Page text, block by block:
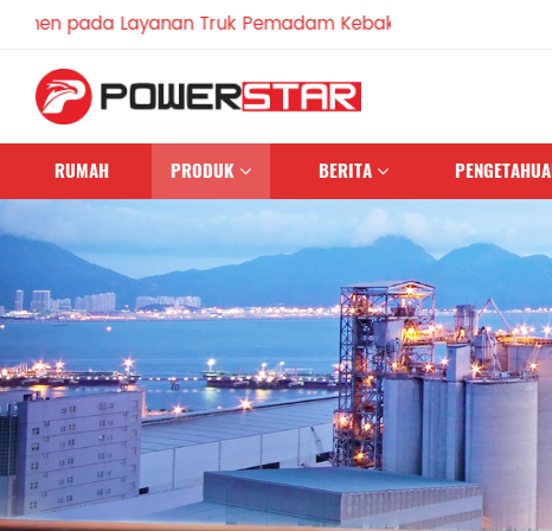
Layanan Truk Pemadam Kebakaran Sejak 1990
RUMAH PRODUK BERITA